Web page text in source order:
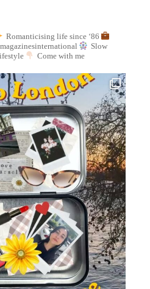
Romanticising life since ‘86
Slow
Come with me